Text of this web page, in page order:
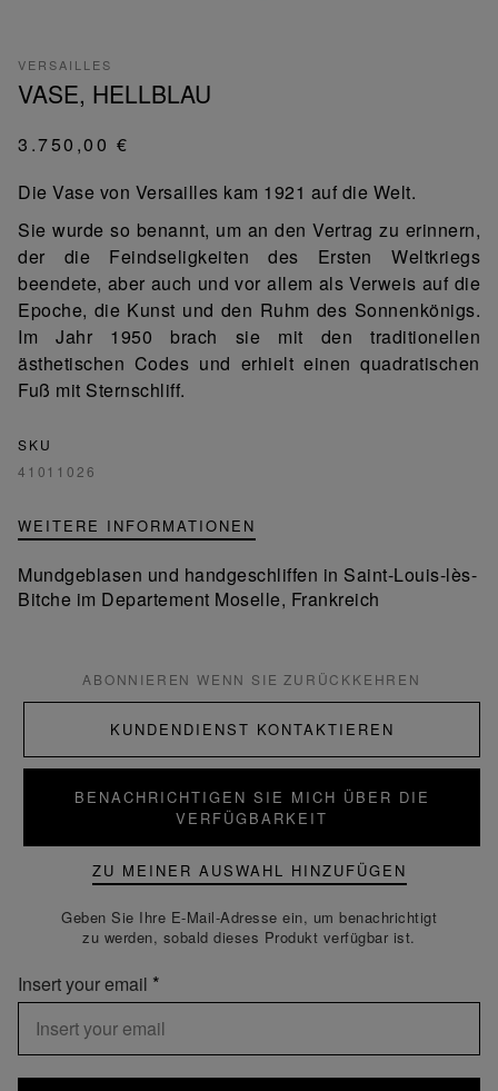
VERSAILLES
VASE, HELLBLAU
3.750,00 €
Die Vase von Versailles kam 1921 auf die Welt.
Sie wurde so benannt, um an den Vertrag zu erinnern,
der die Feindseligkeiten des Ersten Weltkriegs
beendete, aber auch und vor allem als Verweis auf die
Epoche, die Kunst und den Ruhm des Sonnenkönigs.
Im Jahr 1950 brach sie mit den traditionellen
ästhetischen Codes und erhielt einen quadratischen
Fuß mit Sternschliff.
SKU
41011026
WEITERE INFORMATIONEN
Mundgeblasen und handgeschliffen in Saint-Louis-lès-
Bitche im Departement Moselle, Frankreich
ABONNIEREN WENN SIE ZURÜCKKEHREN
KUNDENDIENST KONTAKTIEREN
BENACHRICHTIGEN SIE MICH ÜBER DIE
VERFÜGBARKEIT
ZU MEINER AUSWAHL HINZUFÜGEN
Geben Sie Ihre E-Mail-Adresse ein, um benachrichtigt
zu werden, sobald dieses Produkt verfügbar ist.
Insert your email